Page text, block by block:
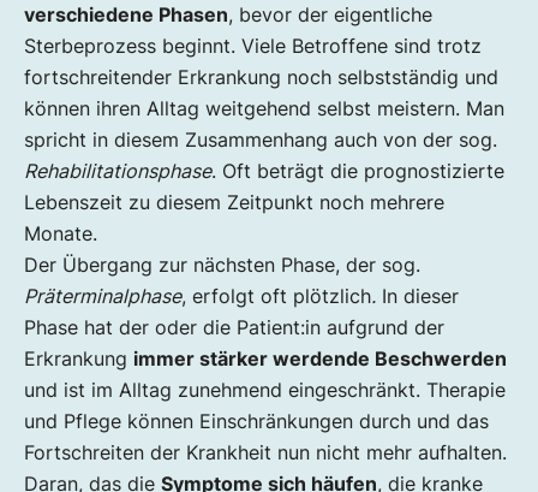
verschiedene Phasen, bevor der eigentliche
Sterbeprozess beginnt. Viele Betroffene sind trotz
fortschreitender Erkrankung noch selbstständig und
können ihren Alltag weitgehend selbst meistern. Man
spricht in diesem Zusammenhang auch von der sog.
Rehabilitationsphase. Oft beträgt die prognostizierte
Lebenszeit zu diesem Zeitpunkt noch mehrere
Monate.
Der Übergang zur nächsten Phase, der sog.
Präterminalphase, erfolgt oft plötzlich. In dieser
Phase hat der oder die Patient:in aufgrund der
Erkrankung immer stärker werdende Beschwerden
und ist im Alltag zunehmend eingeschränkt. Therapie
und Pflege können Einschränkungen durch und das
Fortschreiten der Krankheit nun nicht mehr aufhalten.
Daran, das die Symptome sich häufen, die kranke